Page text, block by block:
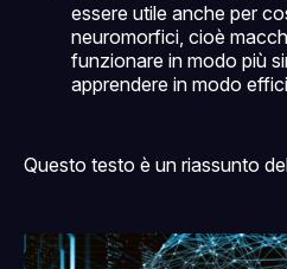
essere utile anche per
neuromorfici, cioè
funzionare in modo più
apprendere in modo
Questo testo è un riassunto